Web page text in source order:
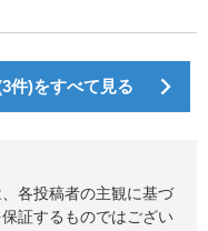
件)をすべて見る
各投稿者の主観に基づ
証するものではござい